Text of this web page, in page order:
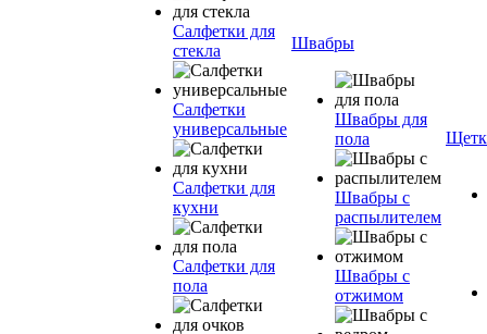
Салфетки для
стекла
Салфетки
универсальные
Салфетки для
кухни
Салфетки для
пола
Швабры
Швабры для
пола
Швабры с
распылителем
Швабры с
отжимом